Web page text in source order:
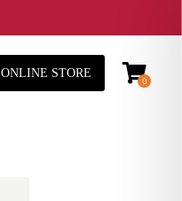
ONLINE STORE
0